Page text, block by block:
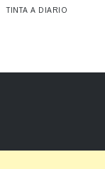
TINTA A DIARIO